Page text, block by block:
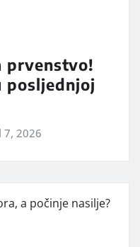
prvenstvo!
posljednjoj
7, 2026